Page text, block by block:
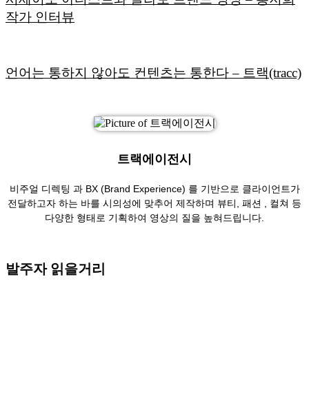
작가 인터뷰
언어는 통하지 않아도 컨텐츠는 통한다 – 트랙(tracc)
트랙에이전시
비주얼 디렉팅 과 BX (Brand Experience) 를 기반으로 클라이언트가
전달하고자 하는 바를 시의성에 맞추어 제작하며 뷰티, 패션 , 컬쳐 등
다양한 형태로 기획하여 영상의 질을 높혀드립니다.
발주자 읽을거리